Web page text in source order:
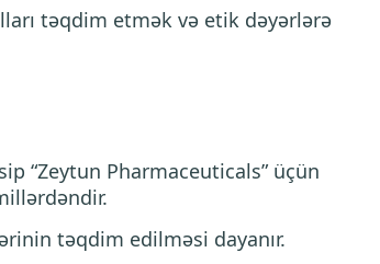
təqdim etmək və etik dəyərlərə
“Zeytun Pharmaceuticals” üçün
təqdim edilməsi dayanır.